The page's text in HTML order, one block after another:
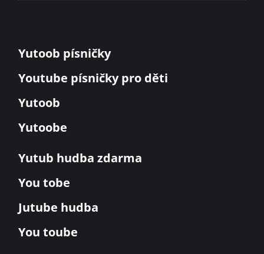
Yutoob písničky
Youtube písničky pro děti
Yutoob
Yutoobe
Yutub hudba zdarma
You tobe
Jutube hudba
You toube